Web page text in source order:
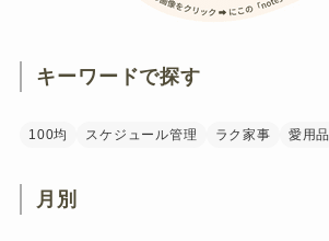
キーワードで探す
100均 スケジュール管理 ラク家事 愛用品
月別